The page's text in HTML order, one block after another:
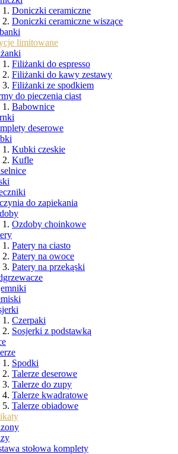
Doniczki ceramiczne
Doniczki ceramiczne wiszące
limitowane
Filiżanki do espresso
Filiżanki do kawy zestawy
Filiżanki ze spodkiem
do pieczenia ciast
Babownice
deserowe
Kubki czeskie
Kufle
do zapiekania
Ozdoby choinkowe
Patery na ciasto
Patery na owoce
Patery na przekąski
Czerpaki
Sosjerki z podstawką
Spodki
Talerze deserowe
Talerze do zupy
Talerze kwadratowe
Talerze obiadowe
stołowa komplety